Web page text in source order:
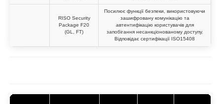
RISO Security
Package F20
(GL, FT)
Посилює функції безпеки, використовуючи
зашифровану комунікацію та
автентифікацію користувачів для
запобігання несанкціонованому доступу.
Відповідає сертифікації ISO15408